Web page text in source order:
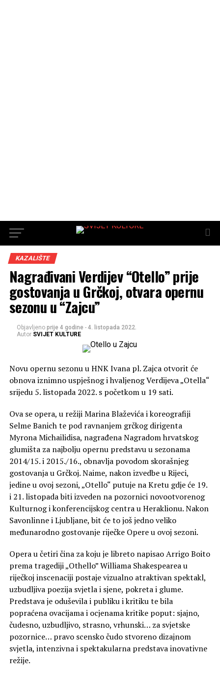
KAZALIŠTE
Nagrađivani Verdijev “Otello” prije
gostovanja u Grčkoj, otvara opernu
sezonu u “Zajcu”
Objavljeno prije 4 godine - 4. listopada 2022.
Autor SVIJET KULTURE
Novu opernu sezonu u HNK Ivana pl. Zajca otvorit će
obnova iznimno uspješnog i hvaljenog Verdijeva „Otella“
srijedu 5. listopada 2022. s početkom u 19 sati.
Ova se opera, u režiji Marina Blaževića i koreografiji
Selme Banich te pod ravnanjem grčkog dirigenta
Myrona Michailidisa, nagrađena Nagradom hrvatskog
glumišta za najbolju opernu predstavu u sezonama
2014/15. i 2015./16., obnavlja povodom skorašnjeg
gostovanja u Grčkoj. Naime, nakon izvedbe u Rijeci,
jedine u ovoj sezoni, „Otello“ putuje na Kretu gdje će 19.
i 21. listopada biti izveden na pozornici novootvorenog
Kulturnog i konferencijskog centra u Heraklionu. Nakon
Savonlinne i Ljubljane, bit će to još jedno veliko
međunarodno gostovanje riječke Opere u ovoj sezoni.
Opera u četiri čina za koju je libreto napisao Arrigo Boito
prema tragediji „Othello” Williama Shakespearea u
riječkoj inscenaciji postaje vizualno atraktivan spektakl,
uzbudljiva poezija svjetla i sjene, pokreta i glume.
Predstava je oduševila i publiku i kritiku te bila
popraćena ovacijama i ocjenama kritike poput: sjajno,
čudesno, uzbudljivo, strasno, vrhunski… za svjetske
pozornice… pravo scensko čudo stvoreno dizajnom
svjetla, intenzivna i spektakularna predstava inovativne
režije.